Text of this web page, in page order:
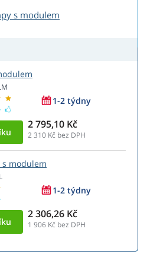
s modulem
1-2 týdny
2 795,10 Kč
2 310 Kč bez DPH
modulem
1-2 týdny
2 306,26 Kč
1 906 Kč bez DPH